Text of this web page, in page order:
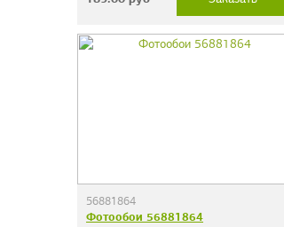
56881864
Фотообои 56881864